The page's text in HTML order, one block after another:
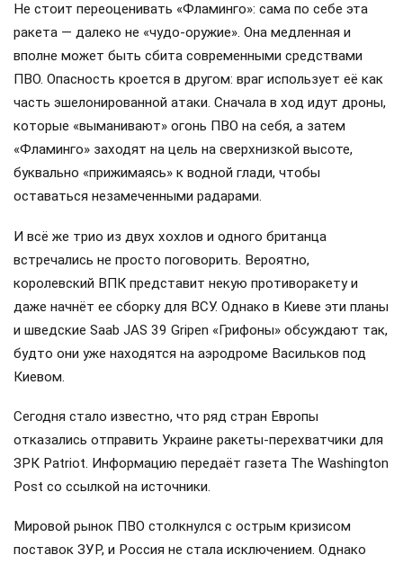
Не стоит переоценивать «Фламинго»: сама по себе эта
ракета — далеко не «чудо-оружие». Она медленная и
вполне может быть сбита современными средствами
ПВО. Опасность кроется в другом: враг использует её как
часть эшелонированной атаки. Сначала в ход идут дроны,
которые «выманивают» огонь ПВО на себя, а затем
«Фламинго» заходят на цель на сверхнизкой высоте,
буквально «прижимаясь» к водной глади, чтобы
оставаться незамеченными радарами.
И всё же трио из двух хохлов и одного британца
встречались не просто поговорить. Вероятно,
королевский ВПК представит некую противоракету и
даже начнёт ее сборку для ВСУ. Однако в Киеве эти планы
и шведские Saab JAS 39 Gripen «Грифоны» обсуждают так,
будто они уже находятся на аэродроме Васильков под
Киевом.
Сегодня стало известно, что ряд стран Европы
отказались отправить Украине ракеты-перехватчики для
ЗРК Patriot. Информацию передаёт газета The Washington
Post со ссылкой на источники.
Мировой рынок ПВО столкнулся с острым кризисом
поставок ЗУР, и Россия не стала исключением. Однако